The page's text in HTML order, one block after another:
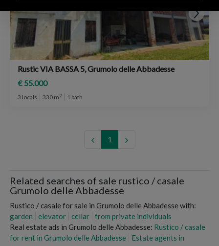
Rustic VIA BASSA 5, Grumolo delle Abbadesse
€ 55.000
3 locals 330 m2 1 bath
1
Related searches of sale rustico / casale
Grumolo delle Abbadesse
Rustico / casale for sale in Grumolo delle Abbadesse with:
garden
elevator cellar
from private individuals
Real estate ads in Grumolo delle Abbadesse: Rustico / casale
for rent in Grumolo delle Abbadesse
Estate agents in